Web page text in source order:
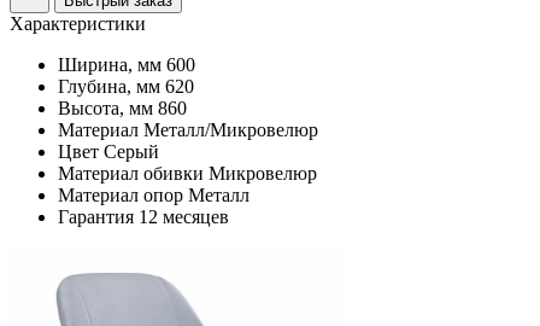
Характеристики
Ширина, мм 600
Глубина, мм 620
Высота, мм 860
Материал Металл/Микровелюр
Цвет Серый
Материал обивки Микровелюр
Материал опор Металл
Гарантия 12 месяцев